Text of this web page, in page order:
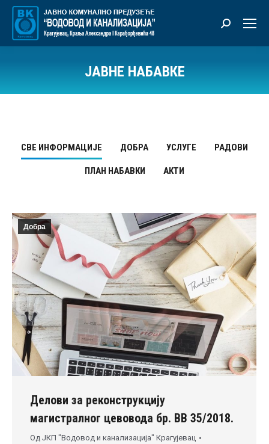
Претрага:
ЈАВНЕ НАБАВКЕ
СВЕ ИНФОРМАЦИЈЕ ДОБРА УСЛУГЕ РАДОВИ
ПЛАН НАБАВКИ АКТИ
Добра
Делови за реконструкцију
магистралног цевовода бр. ВВ 35/2018.
Од ЈКП "Водовод и канализација" Крагујевац